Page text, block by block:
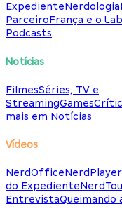
ExpedienteNerdologia
ParceiroFrança e o
Podcasts
Notícias
FilmesSéries, TV e
StreamingGames
mais em Notícias
Vídeos
NerdOfficeNerdPlayer
do Expediente
EntrevistaQueimando